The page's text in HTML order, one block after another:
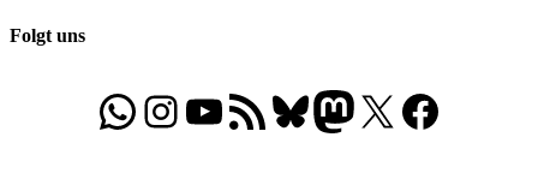
Folgt uns
WhatsApp
Folgt uns auf Instagram
Besucht unseren YouTube-Kanal
RSS-FeedBluesky
Folgt uns auf Mastodon
X Folgt uns auf